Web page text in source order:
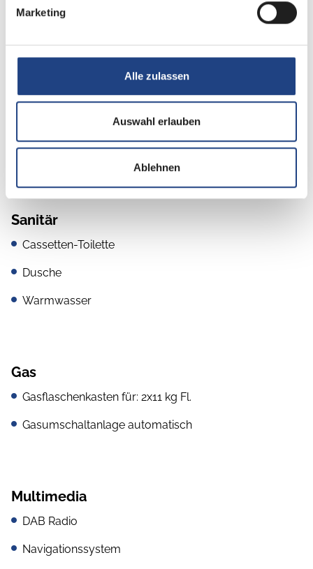
Marketing
Alle zulassen
Auswahl erlauben
Ablehnen
Küche
Kühlschrank mit Frostfach
Sanitär
Cassetten-Toilette
Dusche
Warmwasser
Gas
Gasflaschenkasten für: 2x11 kg Fl.
Gasumschaltanlage automatisch
Multimedia
DAB Radio
Navigationssystem